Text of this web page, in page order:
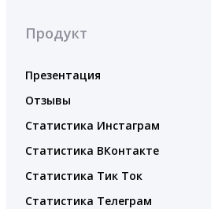
Продукт
Презентация
Отзывы
Статистика Инстаграм
Статистика ВКонтакте
Статистика Тик Ток
Статистика Телеграм